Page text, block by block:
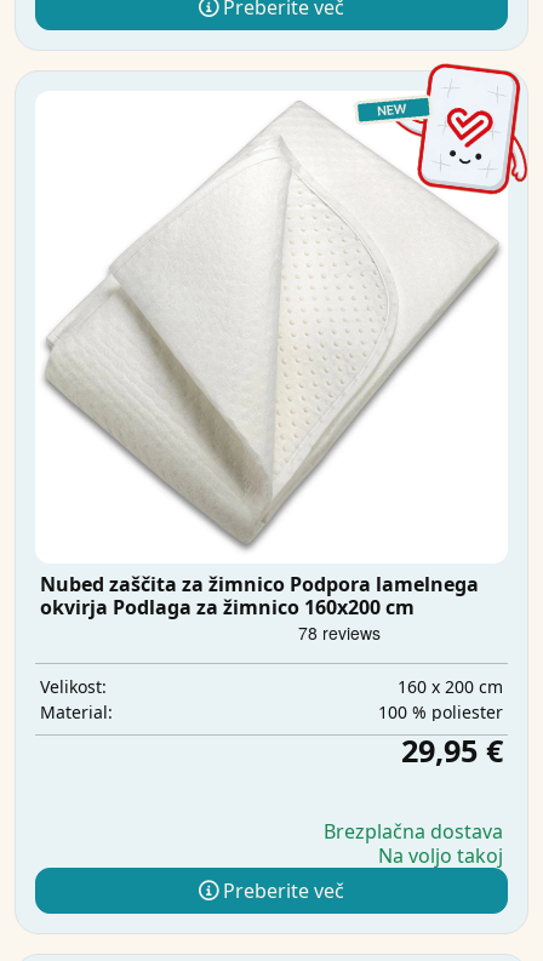
Preberite več
Nubed zaščita za žimnico Podpora lamelnega
okvirja Podlaga za žimnico 160x200 cm
Velikost:
160 x 200 cm
Material:
100 % poliester
29,95 €
Brezplačna dostava
Na voljo takoj
Preberite več